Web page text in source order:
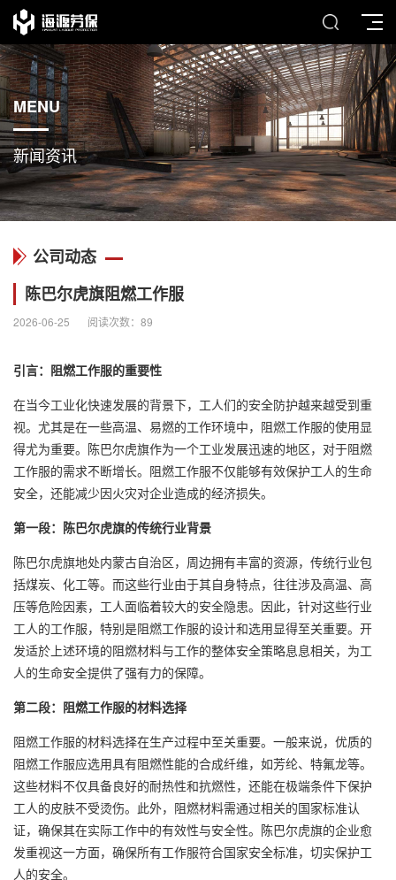
MENU
新闻资讯
公司动态
陈巴尔虎旗阻燃工作服
2026-06-25 阅读次数： 89
引言： 阻燃工作服的重要性
在当今工业化快速发展的背景下，工人们的安全防护越来越受到重
视。尤其是在一些高温、易燃的工作环境中，阻燃工作服的使用显
得尤为重要。陈巴尔虎旗作为一个工业发展迅速的地区，对于阻燃
工作服的需求不断增长。阻燃工作服不仅能够有效保护工人的生命
安全，还能减少因火灾对企业造成的经济损失。
第一段：陈巴尔虎旗的传统行业背景
陈巴尔虎旗地处内蒙古自治区，周边拥有丰富的资源，传统行业包
括煤炭、化工等。而这些行业由于其自身特点，往往涉及高温、高
压等危险因素，工人面临着较大的安全隐患。因此，针对这些行业
工人的工作服，特别是阻燃工作服的设计和选用显得至关重要。开
发适於上述环境的阻燃材料与工作的整体安全策略息息相关，为工
人的生命安全提供了强有力的保障。
第二段：阻燃工作服的材料选择
阻燃工作服的材料选择在生产过程中至关重要。一般来说，优质的
阻燃工作服应选用具有阻燃性能的合成纤维，如芳纶、特氟龙等。
这些材料不仅具备良好的耐热性和抗燃性，还能在极端条件下保护
工人的皮肤不受烫伤。此外，阻燃材料需通过相关的国家标准认
证，确保其在实际工作中的有效性与安全性。陈巴尔虎旗的企业愈
发重视这一方面，确保所有工作服符合国家安全标准，切实保护工
人的安全。